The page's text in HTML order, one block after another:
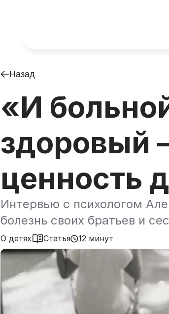
Назад
«И
здоровый
ценность
Интервью с психологом
болезнь своих братьев и
О детях Статья 12 минут